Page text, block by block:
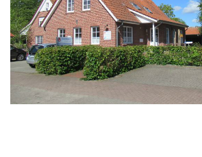
Kleintierpraxis
Großtierpraxis
Kontakt & Anfahrt